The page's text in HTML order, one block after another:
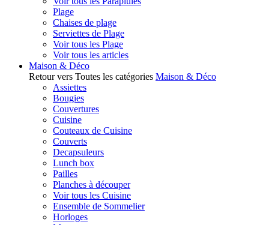
Plage
Chaises de plage
Serviettes de Plage
Voir tous les Plage
Voir tous les articles
Maison & Déco
Retour vers Toutes les catégories Maison & Déco
Assiettes
Bougies
Couvertures
Cuisine
Couteaux de Cuisine
Couverts
Decapsuleurs
Lunch box
Pailles
Planches à découper
Voir tous les Cuisine
Ensemble de Sommelier
Horloges